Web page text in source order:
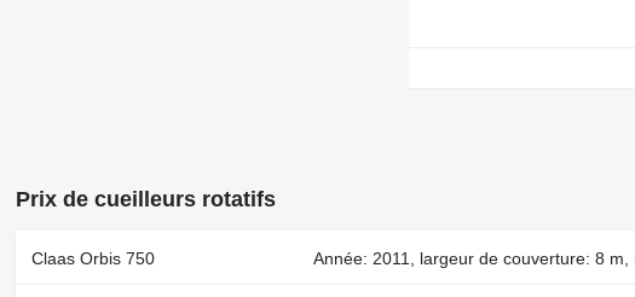
Prix de cueilleurs rotatifs
Claas Orbis 750 Année: 2011, largeur de couverture: 8